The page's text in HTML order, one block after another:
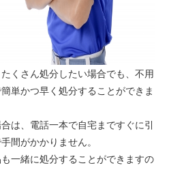
くさん処分したい場合でも、不用
単かつ早く処分することができま
は、電話一本で自宅まですぐに引
間がかかりません。
一緒に処分することができますの